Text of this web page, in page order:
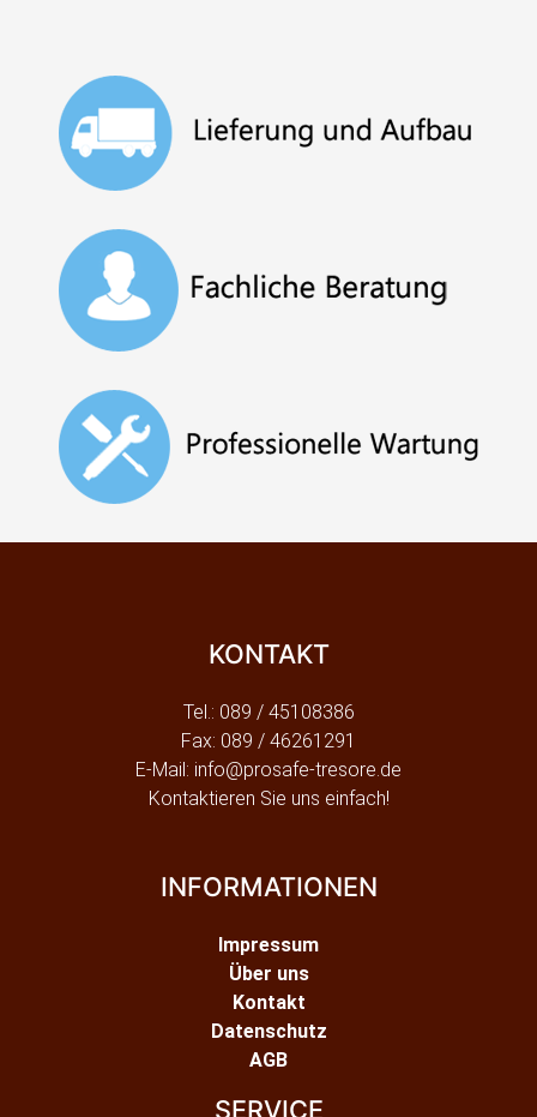
KONTAKT
Tel.: 089 / 45108386
Fax: 089 / 46261291
E-Mail: info@prosafe-tresore.de
Kontaktieren Sie uns einfach!
INFORMATIONEN
Impressum
Über uns
Kontakt
Datenschutz
AGB
SERVICE